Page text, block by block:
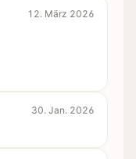
12. März 2026
30. Jan. 2026